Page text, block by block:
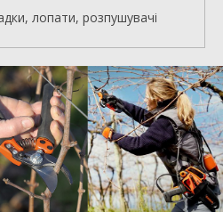
лопати, розпушувачі